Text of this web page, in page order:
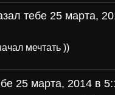
тебе 25 марта,
мечтать ))
25 марта, 2014 в